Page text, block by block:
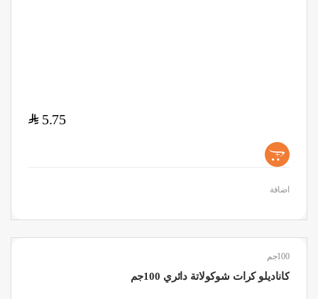
5.75
$
+
اضافة
100جم
كاناديلو كرات شوكولاتة دائري 100جم